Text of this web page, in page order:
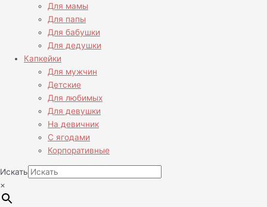
Для мамы
Для папы
Для бабушки
Для дедушки
Капкейки
Для мужчин
Детские
Для любимых
Для девушки
На девичник
С ягодами
Корпоративные
Искать
×